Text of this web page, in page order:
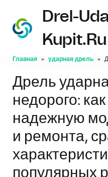
Drel-
Kupit.ru
Главная ударная дрель
Дрель
недорого:
надежную
и ремонта,
популярных